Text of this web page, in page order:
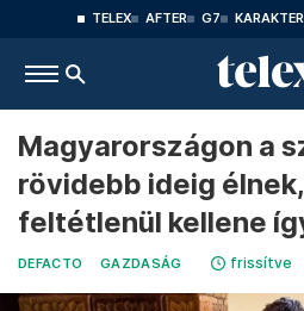
TELEX AFTER G7 KARAKTER
Magyarországon a
rövidebb ideig
feltétlenül kellene
DEFACTO GAZDASÁG frissítve